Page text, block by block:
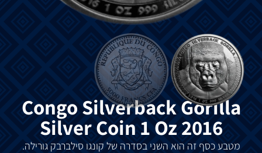
Congo Silverback Gorilla
Silver Coin 1 Oz 2016
מטבע כסף זה הוא השני בסדרה של קונגו סילברבק גורילה.